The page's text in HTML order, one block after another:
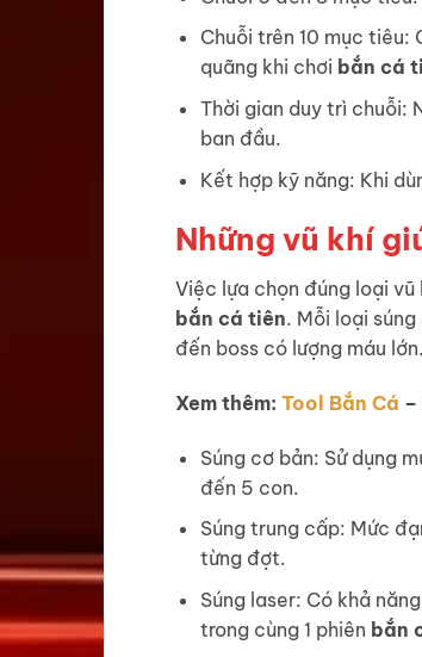
Chuỗi trên 10 mục
quãng khi chơi bắn cá
Thời gian duy trì chuỗi:
ban đầu.
Kết hợp kỹ năng: Khi
Những vũ khí
Việc lựa chọn đúng loại
bắn cá tiên. Mỗi loại
đến boss có lượng máu lớn.
Xem thêm: Tool Bắn Cá –
Súng cơ bản: Sử dụng
đến 5 con.
Súng trung cấp: Mức
từng đợt.
Súng laser: Có khả
trong cùng 1 phiên bắn